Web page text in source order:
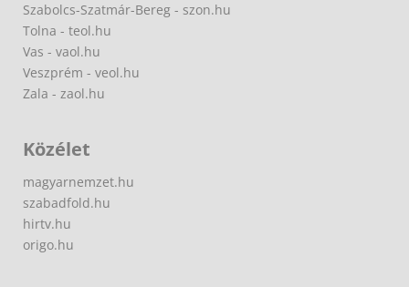
Szabolcs-Szatmár-Bereg - szon.hu
Tolna - teol.hu
Vas - vaol.hu
Veszprém - veol.hu
Zala - zaol.hu
Közélet
magyarnemzet.hu
szabadfold.hu
hirtv.hu
origo.hu